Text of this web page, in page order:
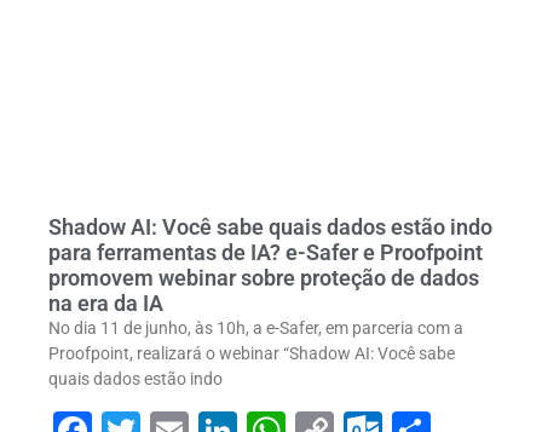
Shadow AI: Você sabe quais dados estão indo
para ferramentas de IA? e-Safer e Proofpoint
promovem webinar sobre proteção de dados
na era da IA
No dia 11 de junho, às 10h, a e-Safer, em parceria com a
Proofpoint, realizará o webinar “Shadow AI: Você sabe
quais dados estão indo